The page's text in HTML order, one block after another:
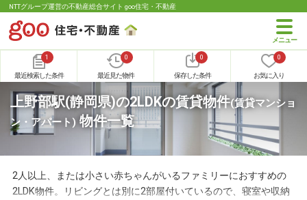
NTTグループ運営の不動産総合サイト goo住宅・不動産
1
最近検索した条件
0
最近見た物件
0
保存した条件
0
お気に入り
上野部駅(静岡県)の2LDKの賃貸物件(賃貸マンショ
ン・アパート) 物件一覧
2人以上、または小さい赤ちゃんがいるファミリーにおすすめの
2LDK物件。リビングとは別に2部屋付いているので、寝室や収納